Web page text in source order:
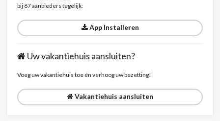
bij 67 aanbieders tegelijk:
App Installeren
Uw vakantiehuis aansluiten?
Voeg uw vakantiehuis toe én verhoog uw bezetting!
Vakantiehuis aansluiten